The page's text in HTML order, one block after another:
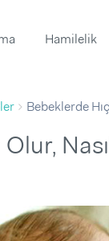
Hamilelik
Bebeklerde